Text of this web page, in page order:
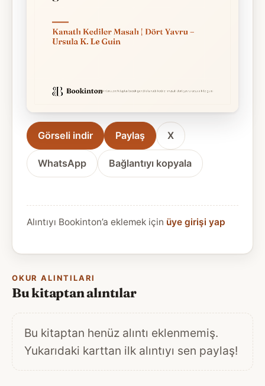
Görseli indir Paylaş X
WhatsApp Bağlantıyı kopyala
Alıntıyı Bookinton’a eklemek için üye girişi yap
OKUR ALINTILARI
Bu kitaptan alıntılar
Bu kitaptan henüz alıntı eklenmemiş.
Yukarıdaki karttan ilk alıntıyı sen paylaş!